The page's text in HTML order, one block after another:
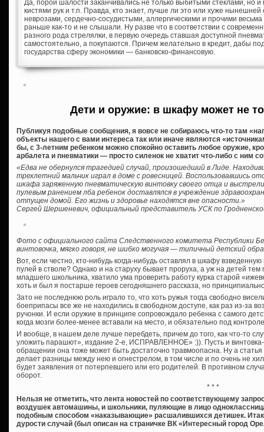
Да, порой шалости заканчивались не только выбитыми стеклами, но
кистями рук и т.п. Правда, кто знает, лучше ли это или хуже
неврозами, сердечно-сосудистыми, аллергическими и прочими
раньше как-то и не слышали. Ну разве что в соответствии с
разного рода стрелялки, в первую очередь ставшая доступной
самостоятельно, а покупаются. Причем желательно в кредит, дабы
государства сферу экономики — банковско-финансовую.
Дети и оружие: в шкафу может не
Публикуя подобные сообщения, я вовсе не собираюсь что-то там
объекты нашего с вами интереса так или иначе являются
бы, с 3-летним ребенком можно спокойно оставить любое оружие,
арбалета и пневматики — просто силенок не хватит что-либо с ним
«Едва не обернулся трагедией случай, произошедший в Лиде.
трехлетний мальчик играл в доме с ровесницей. Воспользовавшись
шкафа заряженную пневматическую винтовку своего отца и
пулевым ранением лба ребенок доставлялся в учреждение
отпущен домой. Его жизнь и здоровье находятся вне опасности.»
Сергей Шершеневич, официальный представитель УСК по
Фото с официального сайта Следственного комитета Республики
винтовочка, мягко говоря, не шибко могучая — типичный детский
Вот, если честно, кто-нибудь когда-нибудь оставлял в шкафу
пулей в стволе? Однако и на старуху бывает проруха, а уж на детей
младшего школьника, хватило ума проверить работу курка старой
хоть и был я постарше героев сегодняшнего рассказа, но
Зато не последнюю роль играло то, что хоть ружья тогда свободно
боеприпасы все же не находились в свободном доступе, как раз из-за
ручонки. И если оружие в принципе сопровождало ребенка с самого
когда мозги более-менее вставали на место, и обязательно под
И вообще, в нашем деле лучше перебдеть, причем до того, как что-то
уложить парашют», издание 2-е, ИСПРАВЛЕННОЕ» :)). Пусть и
обращении она тоже может быть достаточно травмоопасна. Ну а
делает разницы между нею и огнестрелом, в том числе и по очень не
будет заявления от потерпевшего или его родителей. В противном
оборот.
* * *
Нельзя не отметить, что лента новостей по соответствующему
воздушек автомашины, и школьники, пуляющие в лицо
подобным способом «наказывающие» расшалившихся детишек.
дурости случай (был описан на страничке ВК «Интересный город